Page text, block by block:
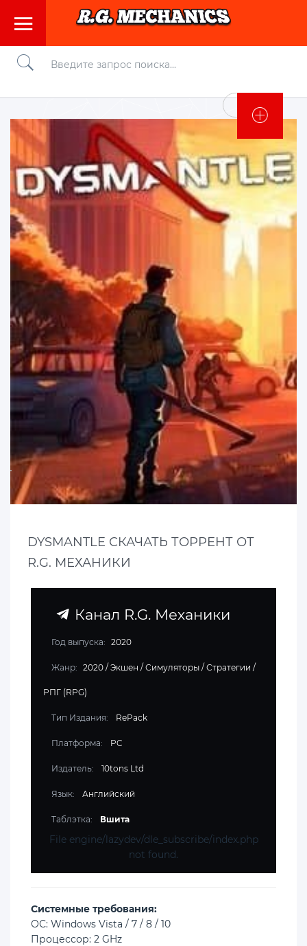
Войти
DYSMANTLE СКАЧАТЬ ТОРРЕНТ ОТ
R.G. МЕХАНИКИ
Канал R.G. Механики
Год выпуска: 2020
Жанр: 2020 / Экшен / Симуляторы / Стратегии /
РПГ (RPG)
Тип Издания: RePack
Платформа: PC
Издатель: 10tons Ltd
Язык: Английский
Таблэтка: Вшита
File engine/lazydev/dle_subscribe/index.php
not found.
Cистемные требования:
ОС: Windows Vista / 7 / 8 / 10
Процессор: 2 GHz